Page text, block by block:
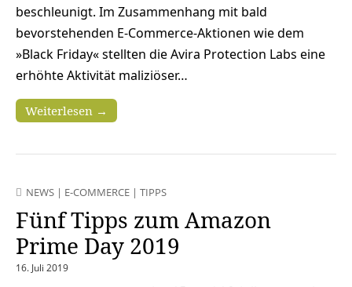
beschleunigt. Im Zusammenhang mit bald
bevorstehenden E-Commerce-Aktionen wie dem
»Black Friday« stellten die Avira Protection Labs eine
erhöhte Aktivität maliziöser…
Weiterlesen →
NEWS | E-COMMERCE | TIPPS
Fünf Tipps zum Amazon
Prime Day 2019
16. Juli 2019